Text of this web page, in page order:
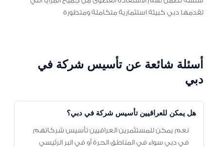
تقدمها دبي كبيئة استثمارية متكاملة ومتطورة
أسئلة شائعة عن تأسيس شركة في
دبي
هل يمكن للعراقيين تأسيس شركة في دبي؟
نعم يمكن للمستثمرين العراقيين تأسيس شركاتهم
في دبي سواء في المناطق الحرة أو في البر الرئيسي